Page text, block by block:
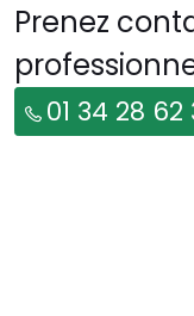
Prenez
01 34 28 62